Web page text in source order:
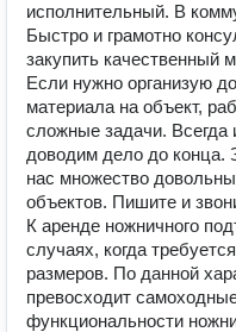
исполнительный. В
Быстро и грамотно
закупить качественный
Если нужно организую
материала на объект,
сложные задачи. Всегда
доводим дело до
нас множество
объектов. Пишите и
К аренде ножничного
случаях, когда
размеров. По данной
превосходит
функциональности